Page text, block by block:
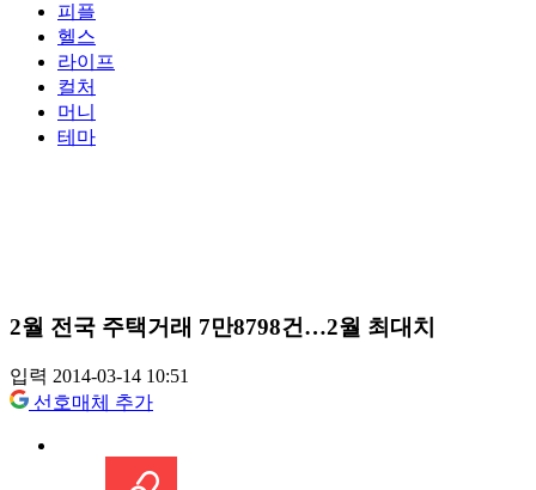
피플
헬스
라이프
컬처
머니
테마
2월 전국 주택거래 7만8798건…2월 최대치
입력 2014-03-14 10:51
선호매체 추가